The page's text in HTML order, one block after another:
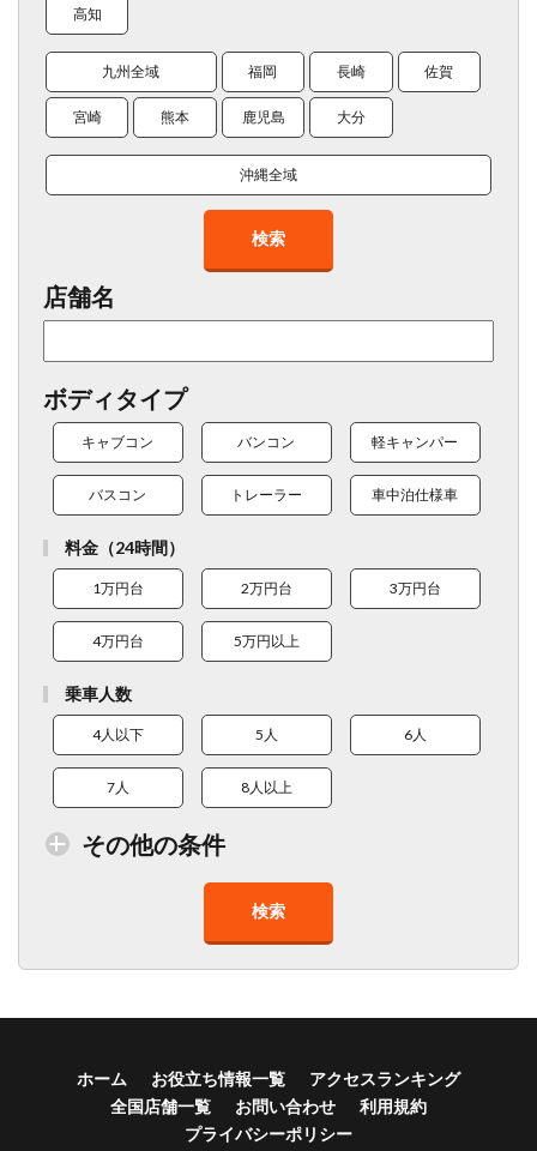
高知
九州全域 福岡 長崎 佐賀
宮崎 熊本 鹿児島 大分
沖縄全域
検索
店舗名
ボディタイプ
キャブコン バンコン 軽キャンパー
バスコン トレーラー 車中泊仕様車
料金（24時間）
1万円台 2万円台 3万円台
4万円台 5万円以上
乗車人数
4人以下 5人 6人
7人 8人以上
その他の条件
深夜早朝営業あり
検索
ホーム お役立ち情報一覧
アクセスランキング
全国店舗一覧
お問い合わせ
利用規約
プライバシーポリシー